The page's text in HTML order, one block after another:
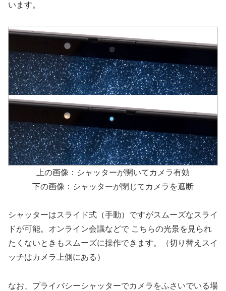
います。
上の画像：シャッターが開いてカメラ有効
下の画像：シャッターが閉じてカメラを遮断
シャッターはスライド式（手動）ですがスムーズなスライ
ドが可能。オンライン会議などで こちらの光景を見られ
たくないときもスムーズに操作できます。（切り替えスイ
ッチはカメラ上側にある）
なお、プライバシーシャッターでカメラをふさいでいる場